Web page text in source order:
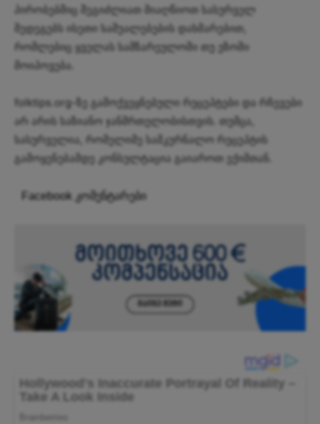
პირობებშიც შეგიძლიათ მიაღწიოთ სასურველ
შედეგებს ისეთი საშუალებების დახმარებით,
რომლებიც ყველას სამზარეულოში თუ ეზოში
მოიპოვება.
folktips.org-ზე გამოქვეყნებული რეცეპტები და რჩევები
არ არის საზიანო ჯანმრთელობისთვის. თუმცა,
სასურველია, რომელიმე სამკურნალო რეცეპტის
გამოყენებამდე კონსულტაცია გაიაროთ ექიმთან.
Facebook კომენტარები